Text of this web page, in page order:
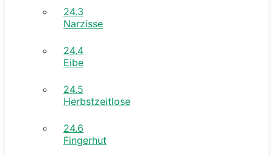
24.3
Narzisse
24.4
Eibe
24.5
Herbstzeitlose
24.6
Fingerhut